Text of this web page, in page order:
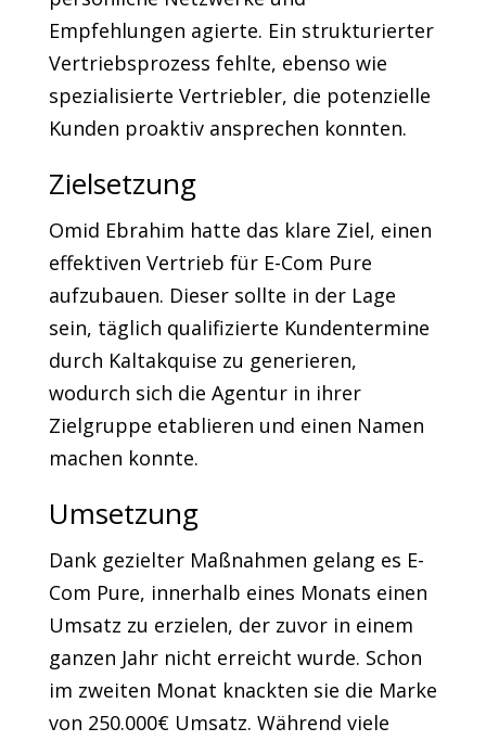
Empfehlungen agierte. Ein strukturierter
Vertriebsprozess fehlte, ebenso wie
spezialisierte Vertriebler, die potenzielle
Kunden proaktiv ansprechen konnten.
Zielsetzung
Omid Ebrahim hatte das klare Ziel, einen
effektiven Vertrieb für E-Com Pure
aufzubauen. Dieser sollte in der Lage
sein, täglich qualifizierte Kundentermine
durch Kaltakquise zu generieren,
wodurch sich die Agentur in ihrer
Zielgruppe etablieren und einen Namen
machen konnte.
Umsetzung
Dank gezielter Maßnahmen gelang es E-
Com Pure, innerhalb eines Monats einen
Umsatz zu erzielen, der zuvor in einem
ganzen Jahr nicht erreicht wurde. Schon
im zweiten Monat knackten sie die Marke
von 250.000€ Umsatz. Während viele